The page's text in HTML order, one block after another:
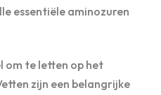
essentiële aminozuren
om te letten op het
zijn een belangrijke